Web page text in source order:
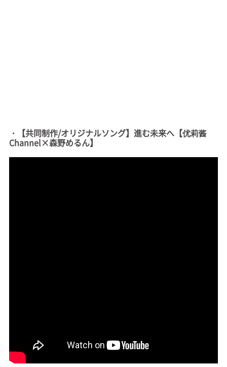
・【共同制作/オリジナルソング】進む未来へ【优莉酱
Channel×森野めるん】